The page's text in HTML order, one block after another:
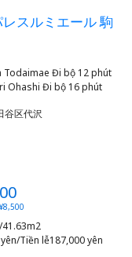
スルミエール 駒
Todaimae Đi bộ 12 phút
谷区代沢
yên/Tiền lễ187,000 yên